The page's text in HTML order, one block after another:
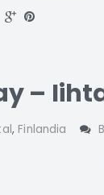
–
, Finlandia